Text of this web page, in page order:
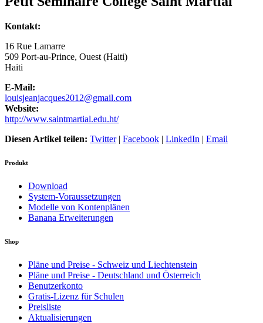
Kontakt:
16 Rue Lamarre
509 Port-au-Prince, Ouest (Haiti)
Haiti
E-Mail:
louisjeanjacques2012@gmail.com
Website:
http://www.saintmartial.edu.ht/
Diesen Artikel teilen: Twitter| Facebook | LinkedIn | Email
Produkt
Download
System-Voraussetzungen
Modelle von Kontenplänen
Banana Erweiterungen
Shop
Pläne und Preise - Schweiz und Liechtenstein
Pläne und Preise - Deutschland und Österreich
Benutzerkonto
Gratis-Lizenz für Schulen
Preisliste
Aktualisierungen